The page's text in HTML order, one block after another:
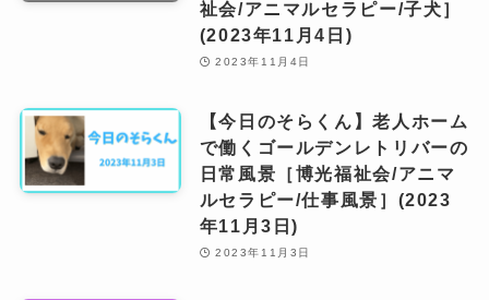
祉会/アニマルセラピー/子犬］
(2023年11月4日)
2023年11月4日
【今日のそらくん】老人ホーム
で働くゴールデンレトリバーの
日常風景［博光福祉会/アニマ
ルセラピー/仕事風景］(2023
年11月3日)
2023年11月3日